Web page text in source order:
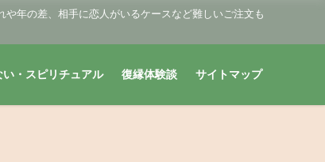
年の差、相手に恋人がいるケースなど難しいご注文も
い・スピリチュアル 復縁体験談 サイトマップ